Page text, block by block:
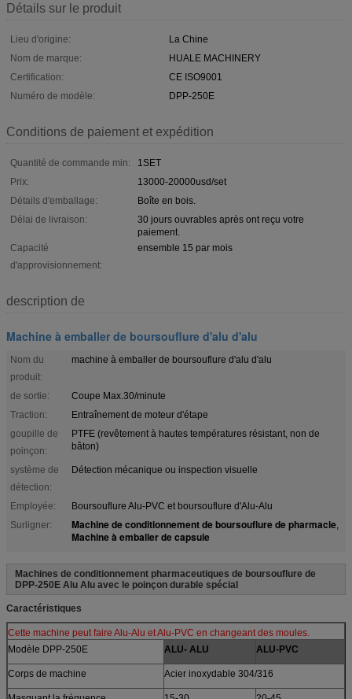
Détails sur le produit
Lieu d'origine:
La Chine
Nom de marque:
HUALE MACHINERY
Certification:
CE ISO9001
Numéro de modèle:
DPP-250E
Conditions de paiement et expédition
Quantité de commande min:
1SET
Prix:
13000-20000usd/set
Détails d'emballage:
Boîte en bois.
Délai de livraison:
30 jours ouvrables après ont reçu votre
paiement.
Capacité
d'approvisionnement:
ensemble 15 par mois
description de
Machine à emballer de boursouflure d'alu d'alu
Nom du
produit:
machine à emballer de boursouflure d'alu d'alu
de sortie:
Coupe Max.30/minute
Traction:
Entraînement de moteur d'étape
goupille de
poinçon:
PTFE (revêtement à hautes températures résistant, non de
bâton)
système de
détection:
Détection mécanique ou inspection visuelle
Employée:
Boursouflure Alu-PVC et boursouflure d'Alu-Alu
Surligner:
Machine de conditionnement de boursouflure de pharmacie,
Machine à emballer de capsule
Machines de conditionnement pharmaceutiques de boursouflure de
DPP-250E Alu Alu avec le poinçon durable spécial
Caractéristiques
Cette machine peut faire Alu-Alu et Alu-PVC en changeant des moules.
Modèle DPP-250E
ALU- ALU ALU-PVC
Corps de machine Acier inoxydable 304/316